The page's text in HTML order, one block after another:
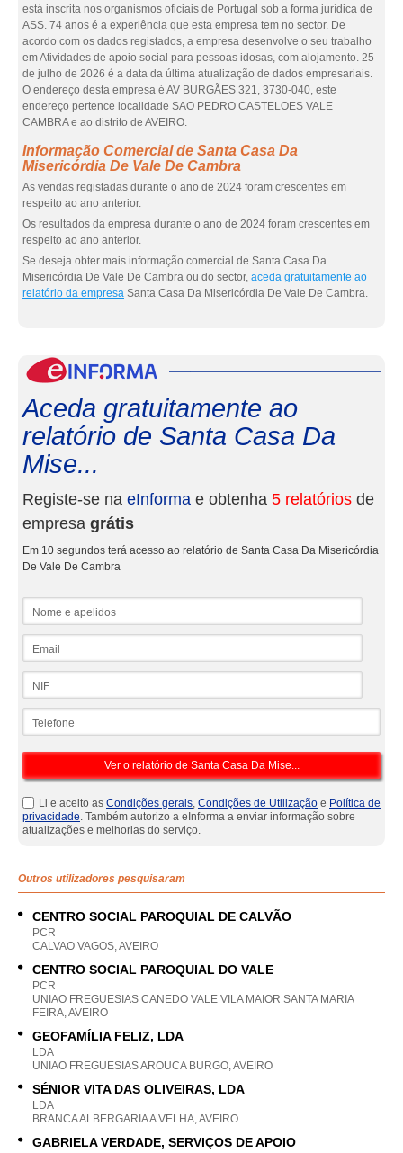
está inscrita nos organismos oficiais de Portugal sob a forma jurídica de
ASS. 74 anos é a experiência que esta empresa tem no sector. De
acordo com os dados registados, a empresa desenvolve o seu trabalho
em Atividades de apoio social para pessoas idosas, com alojamento. 25
de julho de 2026 é a data da última atualização de dados empresariais.
O endereço desta empresa é AV BURGÃES 321, 3730-040, este
endereço pertence localidade SAO PEDRO CASTELOES VALE
CAMBRA e ao distrito de AVEIRO.
Informação Comercial de Santa Casa Da
Misericórdia De Vale De Cambra
As vendas registadas durante o ano de 2024 foram crescentes em
respeito ao ano anterior.
Os resultados da empresa durante o ano de 2024 foram crescentes em
respeito ao ano anterior.
Se deseja obter mais informação comercial de Santa Casa Da
Misericórdia De Vale De Cambra ou do sector, aceda gratuitamente ao
relatório da empresa Santa Casa Da Misericórdia De Vale De Cambra.
Aceda gratuitamente ao
relatório de Santa Casa Da
Mise...
Registe-se na eInforma e obtenha 5 relatórios de
empresa grátis
Em 10 segundos terá acesso ao relatório de Santa Casa Da Misericórdia
De Vale De Cambra
Li e aceito as Condições gerais, Condições de Utilização e Política de
privacidade. Também autorizo a eInforma a enviar informação sobre
atualizações e melhorias do serviço.
Outros utilizadores pesquisaram
CENTRO SOCIAL PAROQUIAL DE CALVÃO
PCR
CALVAO VAGOS, AVEIRO
CENTRO SOCIAL PAROQUIAL DO VALE
PCR
UNIAO FREGUESIAS CANEDO VALE VILA MAIOR SANTA MARIA
FEIRA, AVEIRO
GEOFAMÍLIA FELIZ, LDA
LDA
UNIAO FREGUESIAS AROUCA BURGO, AVEIRO
SÉNIOR VITA DAS OLIVEIRAS, LDA
LDA
BRANCA ALBERGARIA A VELHA, AVEIRO
GABRIELA VERDADE, SERVIÇOS DE APOIO